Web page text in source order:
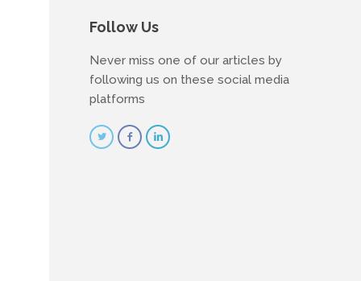
Follow Us
Never miss one of our articles by
following us on these social media
platforms